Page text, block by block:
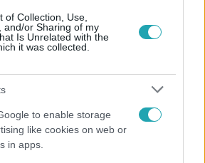
of Collection, Use,
and/or Sharing of my
Is Unrelated with the
it was collected.
to enable storage
like cookies on web or
in apps.után renndőrök és